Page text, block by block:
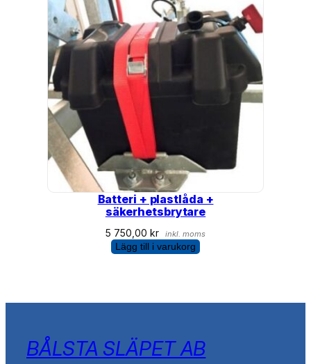
Batteri + plastlåda +
säkerhetsbrytare
5 750,00kr inkl. moms
Lägg till i varukorg
BÅLSTA SLÄPET AB